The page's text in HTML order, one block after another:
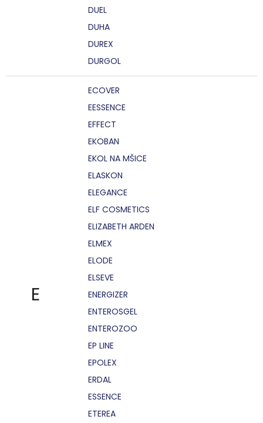
DUEL
DUHA
DUREX
DURGOL
E
ECOVER
EESSENCE
EFFECT
EKOBAN
EKOL NA MŠICE
ELASKON
ELEGANCE
ELF COSMETICS
ELIZABETH ARDEN
ELMEX
ELODE
ELSEVE
ENERGIZER
ENTEROSGEL
ENTEROZOO
EP LINE
EPOLEX
ERDAL
ESSENCE
ETEREA